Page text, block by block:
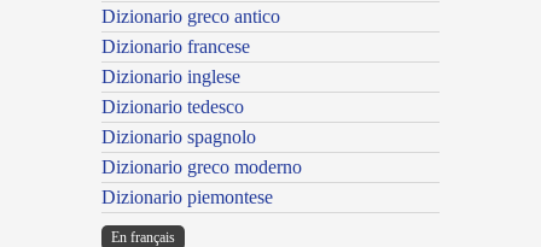
Dizionario greco antico
Dizionario francese
Dizionario inglese
Dizionario tedesco
Dizionario spagnolo
Dizionario greco moderno
Dizionario piemontese
En français